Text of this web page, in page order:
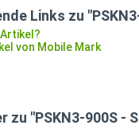
Links zu
von Mobile Mark
zu "PSKN3-900S -